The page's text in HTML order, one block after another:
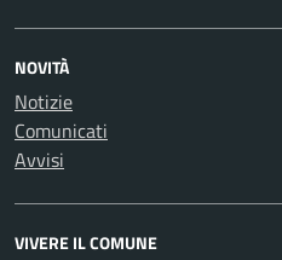
NOVITÀ
Notizie
Comunicati
Avvisi
VIVERE IL COMUNE